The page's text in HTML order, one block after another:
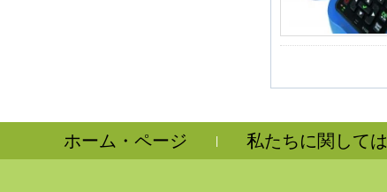
ホーム・ページ 私たちに関しては